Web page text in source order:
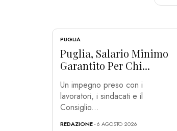
PUGLIA
Puglia, Salario Minimo
Garantito Per Chi...
Un impegno preso con i
lavoratori, i sindacati e il
Consiglio...
REDAZIONE- 6 AGOSTO 2026